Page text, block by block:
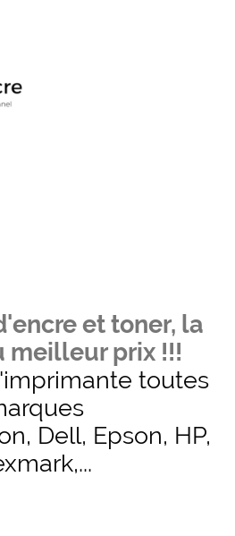
et toner, la
meilleur prix !!!
toutes
Dell, Epson, HP,